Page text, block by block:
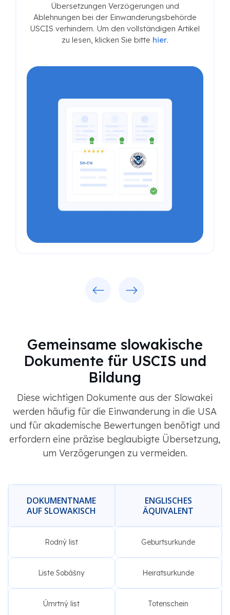
Übersetzungen Verzögerungen und
Ablehnungen bei der Einwanderungsbehörde
USCIS verhindern. Um den vollständigen Artikel
zu lesen, klicken Sie bitte hier.
Gemeinsame slowakische
Dokumente für USCIS und
Bildung
Diese wichtigen Dokumente aus der Slowakei
werden häufig für die Einwanderung in die USA
und für akademische Bewertungen benötigt und
erfordern eine präzise beglaubigte Übersetzung,
um Verzögerungen zu vermeiden.
DOKUMENTNAME
AUF SLOWAKISCH
ENGLISCHES
ÄQUIVALENT
Rodný list Geburtsurkunde
Liste Sobášny Heiratsurkunde
Úmrtný list Totenschein